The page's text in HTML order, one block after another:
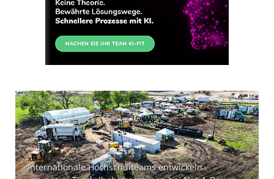
Internationale Hochschulteams entwickeln